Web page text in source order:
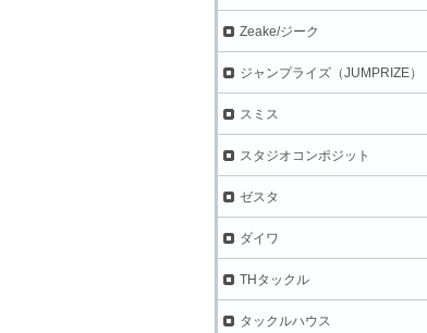
Zeake/ジーク
ジャンプライズ（JUMPRIZE）
スミス
スタジオコンポジット
ゼスタ
ダイワ
THタックル
タックルハウス